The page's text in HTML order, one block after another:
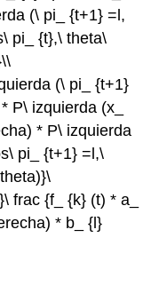
(\ pi_ {t+1} =l,
pi_ {t},\ theta\
(\ pi_ {t+1}
P\ izquierda (x_
* P\ izquierda
pi_ {t+1} =l,\
frac {f_ {k} (t) * a_
* b_ {l}